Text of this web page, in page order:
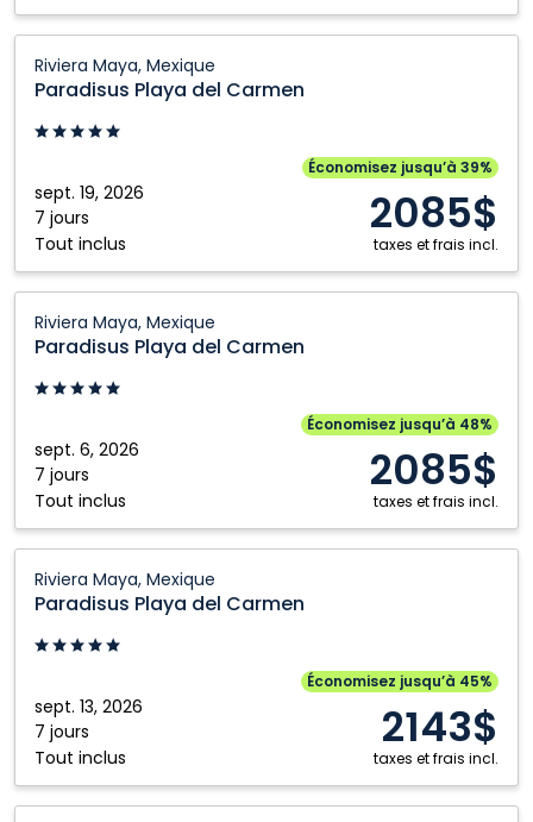
Montréal
Nanaimo
Victoria
Riviera Maya, Mexique
Paradisus Playa del Carmen
sept. 19, 2026
7 jours
Tout inclus
Économisez jusqu’à 39%
2085$
taxes et frais incl.
Playa
del
Carmen:
Maya,
Mexique
Riviera Maya, Mexique
Paradisus Playa del Carmen
sept. 6, 2026
7 jours
Tout inclus
Économisez jusqu’à 48%
2085$
taxes et frais incl.
Playa
del
Carmen:
Maya,
Mexique
Riviera Maya, Mexique
Paradisus Playa del Carmen
sept. 13, 2026
7 jours
Tout inclus
Économisez jusqu’à 45%
2143$
taxes et frais incl.
Playa
del
Carmen:
Maya,
Mexique